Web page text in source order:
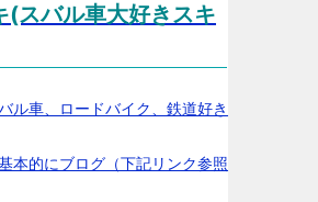
(スバル車大好きスキ
ル車、ロードバイク、鉄道好き
本的にブログ（下記リンク参照